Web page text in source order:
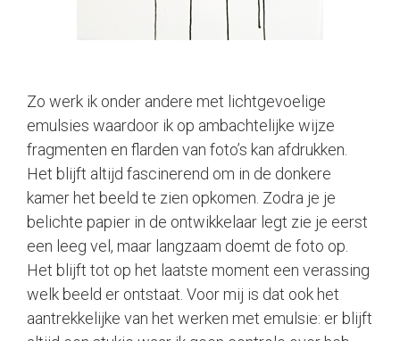
Zo werk ik onder andere met lichtgevoelige
emulsies waardoor ik op ambachtelijke wijze
fragmenten en flarden van foto’s kan afdrukken.
Het blijft altijd fascinerend om in de donkere
kamer het beeld te zien opkomen. Zodra je je
belichte papier in de ontwikkelaar legt zie je eerst
een leeg vel, maar langzaam doemt de foto op.
Het blijft tot op het laatste moment een verassing
welk beeld er ontstaat. Voor mij is dat ook het
aantrekkelijke van het werken met emulsie: er blijft